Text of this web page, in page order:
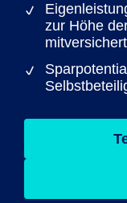
zur Höhe
mitversichert